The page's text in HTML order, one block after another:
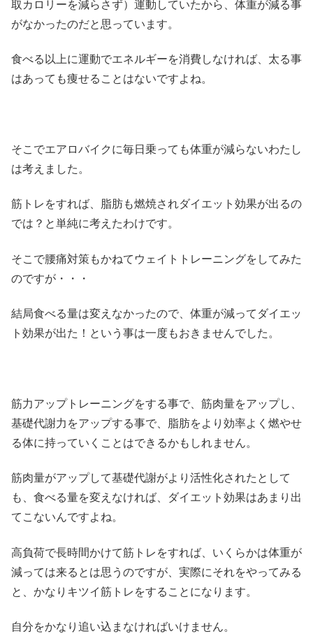
取カロリーを減らさず）運動していたから、体重が減る事
がなかったのだと思っています。
食べる以上に運動でエネルギーを消費しなければ、太る事
はあっても痩せることはないですよね。
そこでエアロバイクに毎日乗っても体重が減らないわたし
は考えました。
筋トレをすれば、脂肪も燃焼されダイエット効果が出るの
では？と単純に考えたわけです。
そこで腰痛対策もかねてウェイトトレーニングをしてみた
のですが・・・
結局食べる量は変えなかったので、体重が減ってダイエッ
ト効果が出た！という事は一度もおきませんでした。
筋力アップトレーニングをする事で、筋肉量をアップし、
基礎代謝力をアップする事で、脂肪をより効率よく燃やせ
る体に持っていくことはできるかもしれません。
筋肉量がアップして基礎代謝がより活性化されたとして
も、食べる量を変えなければ、ダイエット効果はあまり出
てこないんですよね。
高負荷で長時間かけて筋トレをすれば、いくらかは体重が
減っては来るとは思うのですが、実際にそれをやってみる
と、かなりキツイ筋トレをすることになります。
自分をかなり追い込まなければいけません。